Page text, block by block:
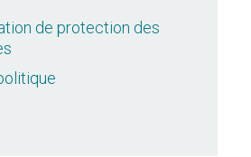
de protection des